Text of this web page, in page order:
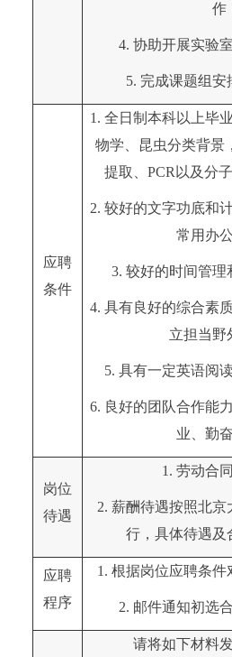
作
4. 协助开展实验
5. 完成课题组安
应聘
条件
1. 全日制本科以上毕
物学、昆虫分类背景
提取、PCR以及分
2. 较好的文字功底和
常用办
3. 较好的时间管理
4. 具有良好的综合素
立担当野
5. 具有一定英语阅
6. 良好的团队合作能
业、勤
岗位
待遇
1. 劳动合
2. 薪酬待遇按照北京
行，具体待遇及
应聘
程序
1. 根据岗位应聘条件
2. 邮件通知初选
请将如下材料